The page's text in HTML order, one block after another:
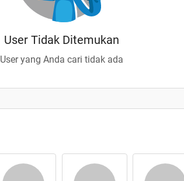
User Tidak Ditemukan
User yang Anda cari tidak ada